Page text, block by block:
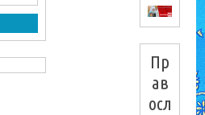
Пр
ав
осл